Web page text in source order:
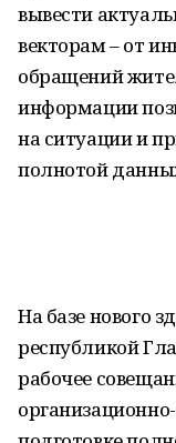
вывести
векторам – от
обращений
информации
на ситуации и
полнотой
На базе нового
республикой
рабочее